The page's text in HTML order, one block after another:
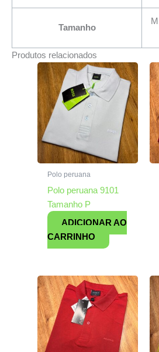
Tamanho
M
Produtos relacionados
Polo peruana
Polo peruana 9101
Tamanho P
ADICIONAR AO
CARRINHO